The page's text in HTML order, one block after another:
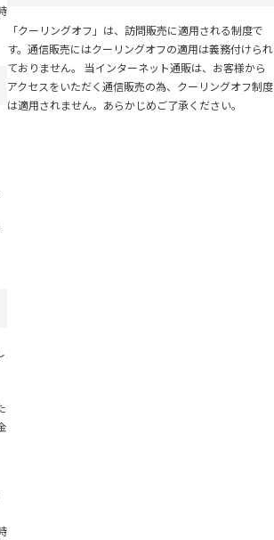
「クーリングオフ」は、訪問販売に適用される制度で
す。通信販売にはクーリングオフの適用は義務付けられ
ておりません。 当インターネット通販は、お客様から
アクセスをいただく通信販売の為、クーリングオフ制度
は適用されません。あらかじめご了承ください。